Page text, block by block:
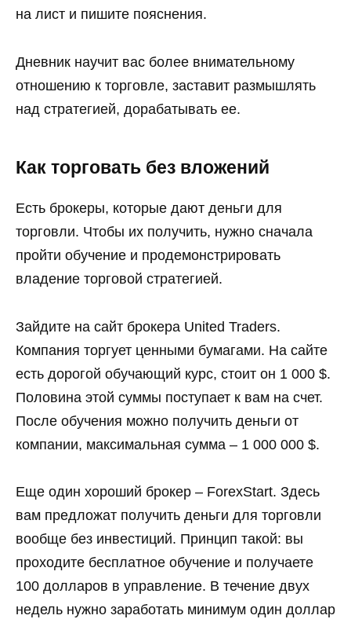
на лист и пишите пояснения.
Дневник научит вас более внимательному
отношению к торговле, заставит размышлять
над стратегией, дорабатывать ее.
Как торговать без вложений
Есть брокеры, которые дают деньги для
торговли. Чтобы их получить, нужно сначала
пройти обучение и продемонстрировать
владение торговой стратегией.
Зайдите на сайт брокера United Traders.
Компания торгует ценными бумагами. На сайте
есть дорогой обучающий курс, стоит он 1 000 $.
Половина этой суммы поступает к вам на счет.
После обучения можно получить деньги от
компании, максимальная сумма – 1 000 000 $.
Еще один хороший брокер – ForexStart. Здесь
вам предложат получить деньги для торговли
вообще без инвестиций. Принцип такой: вы
проходите бесплатное обучение и получаете
100 долларов в управление. В течение двух
недель нужно заработать минимум один доллар